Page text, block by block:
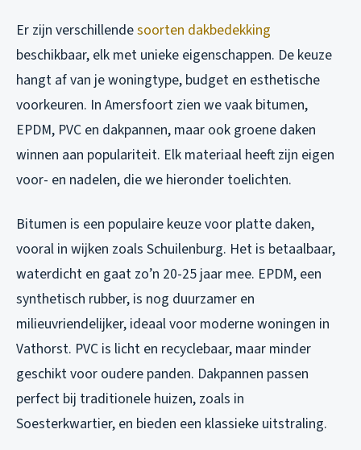
Er zijn verschillendesoorten dakbedekking
beschikbaar, elk met unieke eigenschappen. De keuze
hangt af van je woningtype, budget en esthetische
voorkeuren. In Amersfoort zien we vaak bitumen,
EPDM, PVC en dakpannen, maar ook groene daken
winnen aan populariteit. Elk materiaal heeft zijn eigen
voor- en nadelen, die we hieronder toelichten.
Bitumen is een populaire keuze voor platte daken,
vooral in wijken zoals Schuilenburg. Het is betaalbaar,
waterdicht en gaat zo’n 20-25 jaar mee. EPDM, een
synthetisch rubber, is nog duurzamer en
milieuvriendelijker, ideaal voor moderne woningen in
Vathorst. PVC is licht en recyclebaar, maar minder
geschikt voor oudere panden. Dakpannen passen
perfect bij traditionele huizen, zoals in
Soesterkwartier, en bieden een klassieke uitstraling.